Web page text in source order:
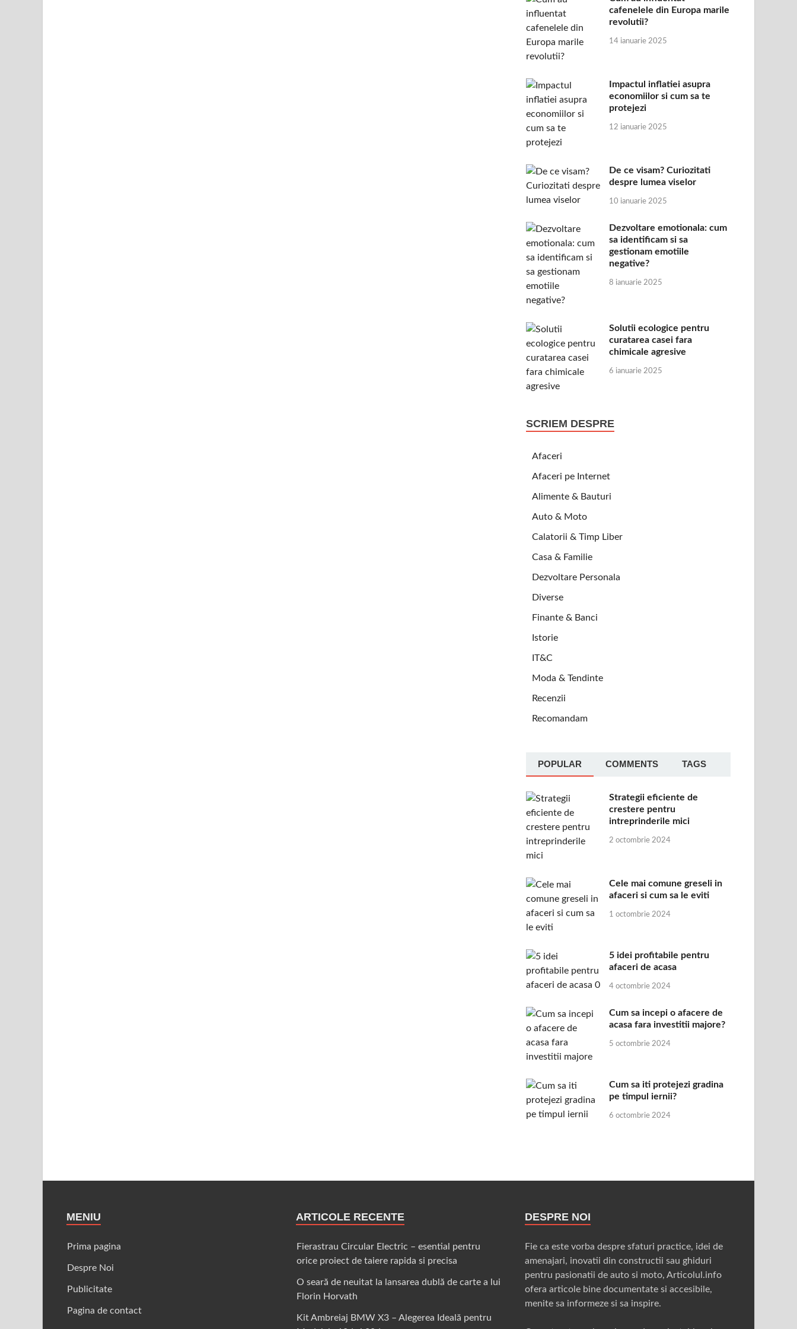
cafenelele din Europa marile
revolutii?
14 ianuarie 2025
Impactul inflatiei asupra
economiilor si cum sa te
protejezi
12 ianuarie 2025
De ce visam? Curiozitati
despre lumea viselor
10 ianuarie 2025
Dezvoltare emotionala: cum
sa identificam si sa
gestionam emotiile
negative?
8 ianuarie 2025
Solutii ecologice pentru
curatarea casei fara
chimicale agresive
6 ianuarie 2025
SCRIEM DESPRE
Afaceri
Afaceri pe Internet
Alimente & Bauturi
Auto & Moto
Calatorii & Timp Liber
Casa & Familie
Dezvoltare Personala
Diverse
Finante & Banci
Istorie
IT&C
Moda & Tendinte
Recenzii
Recomandam
POPULAR COMMENTS TAGS
Strategii eficiente de
crestere pentru
intreprinderile mici
2 octombrie 2024
Cele mai comune greseli in
afaceri si cum sa le eviti
1 octombrie 2024
5 idei profitabile pentru
afaceri de acasa
4 octombrie 2024
Cum sa incepi o afacere de
acasa fara investitii majore?
5 octombrie 2024
Cum sa iti protejezi gradina
pe timpul iernii?
6 octombrie 2024
MENIU
Prima pagina
Despre Noi
Publicitate
Pagina de contact
ARTICOLE RECENTE
Fierastrau Circular Electric – esential pentru
orice proiect de taiere rapida si precisa
O seară de neuitat la lansarea dublă de carte a lui
Florin Horvath
Kit Ambreiaj BMW X3 – Alegerea Ideală pentru
DESPRE NOI
Fie ca este vorba despre sfaturi practice, idei de
amenajari, inovatii din constructii sau ghiduri
pentru pasionatii de auto si moto, Articolul.info
ofera articole bine documentate si accesibile,
menite sa informeze si sa inspire.